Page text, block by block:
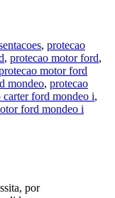
, protecao
, protecao motor ford,
motor ford
mondeo, protecao
carter ford mondeo i,
ford mondeo i
por